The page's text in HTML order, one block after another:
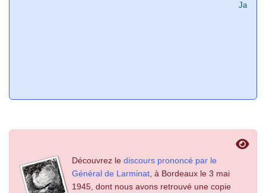
Découvrez lediscours prononcé par le
Général de Larminat , à Bordeaux le 3 mai
1945, dont nous avons retrouvé une copie